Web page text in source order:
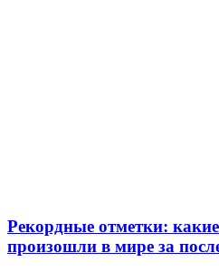
Рекордные отметки:
произошли в мире за